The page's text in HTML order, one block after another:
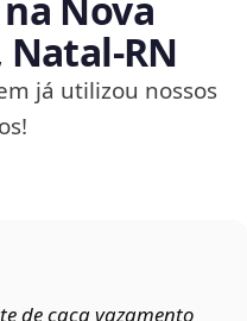
Nova
já utilizou nossos
de caça vazamento